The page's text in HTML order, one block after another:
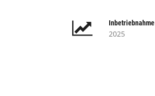
Inbetriebnahme
2025